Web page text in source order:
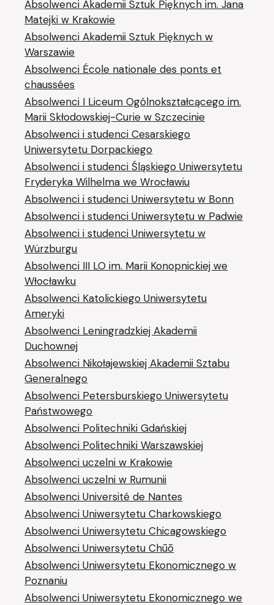
Absolwenci Akademii Sztuk Pięknych im. Jana
Matejki w Krakowie
Absolwenci Akademii Sztuk Pięknych w
Warszawie
Absolwenci École nationale des ponts et
chaussées
Absolwenci I Liceum Ogólnokształcącego im.
Marii Skłodowskiej-Curie w Szczecinie
Absolwenci i studenci Cesarskiego
Uniwersytetu Dorpackiego
Absolwenci i studenci Śląskiego Uniwersytetu
Fryderyka Wilhelma we Wrocławiu
Absolwenci i studenci Uniwersytetu w Bonn
Absolwenci i studenci Uniwersytetu w Padwie
Absolwenci i studenci Uniwersytetu w
Würzburgu
Absolwenci III LO im. Marii Konopnickiej we
Włocławku
Absolwenci Katolickiego Uniwersytetu
Ameryki
Absolwenci Leningradzkiej Akademii
Duchownej
Absolwenci Nikołajewskiej Akademii Sztabu
Generalnego
Absolwenci Petersburskiego Uniwersytetu
Państwowego
Absolwenci Politechniki Gdańskiej
Absolwenci Politechniki Warszawskiej
Absolwenci uczelni w Krakowie
Absolwenci uczelni w Rumunii
Absolwenci Université de Nantes
Absolwenci Uniwersytetu Charkowskiego
Absolwenci Uniwersytetu Chicagowskiego
Absolwenci Uniwersytetu Chūō
Absolwenci Uniwersytetu Ekonomicznego w
Poznaniu
Absolwenci Uniwersytetu Ekonomicznego we